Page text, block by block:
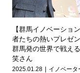
【群馬イノベーショ
者たちの熱いプレゼ
群馬発の世界で戦え
笑さん
2025.01.28 イノベータ